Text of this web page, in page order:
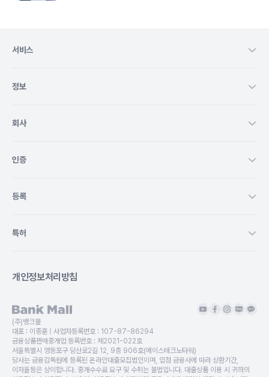
서비스
정보
회사
인증
등록
특허
개인정보처리방침
(주)뱅크몰
대표 : 이종훈 | 사업자등록번호 : 107-87-86294
금융상품판매중개업 등록번호 : 제2021-022호
서울특별시 영등포구 당산로2길 12, 9층 906호(에이스테크노타워)
당사는 금융감독원에 등록된 온라인대출모집법인이며, 입점 금융사에 따라 상환기간,
이자율등은 상이합니다. 중개수수료 요구 및 수취는 불법입니다. 대출상품 이용 시 귀하의